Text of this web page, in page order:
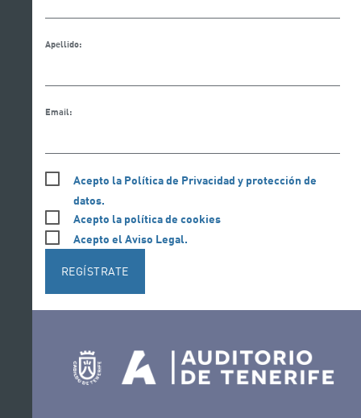
Apellido:
Email:
Acepto la Política de Privacidad y protección de
datos.
Acepto la política de cookies
Acepto el Aviso Legal.
REGÍSTRATE